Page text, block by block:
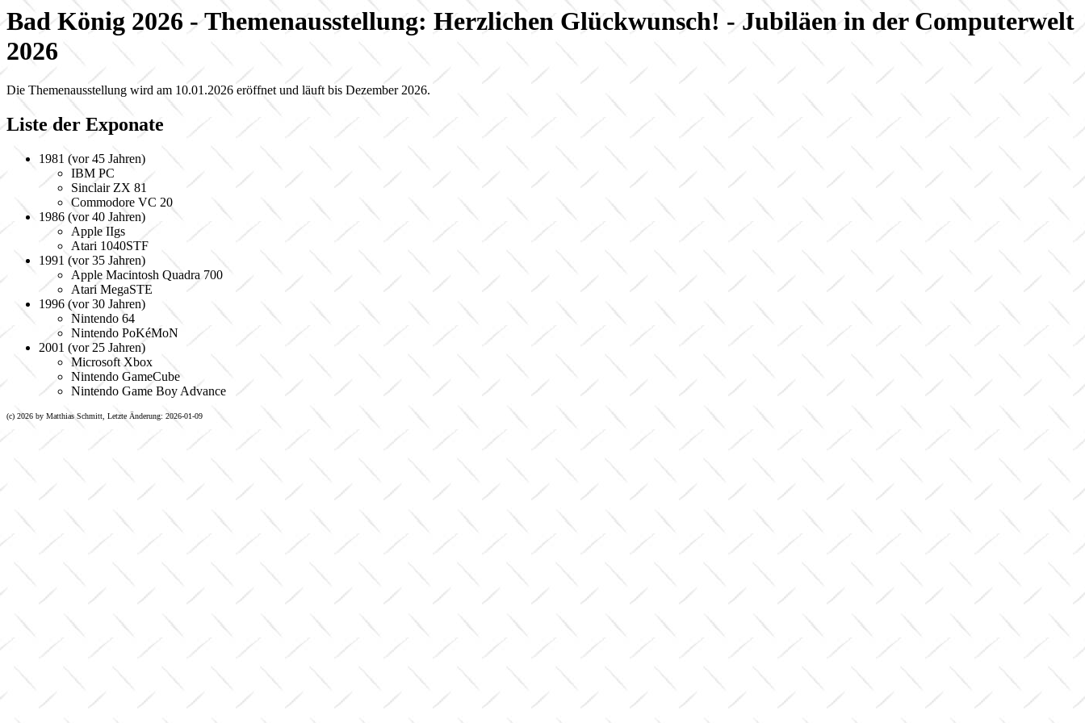
Bad König 2026 - Themenausstellung: Herzlichen Glückwunsch! - Jubiläen in der Computerwelt
2026
Die Themenausstellung wird am 10.01.2026 eröffnet und läuft bis Dezember 2026.
Liste der Exponate
1981 (vor 45 Jahren)
IBM PC
Sinclair ZX 81
Commodore VC 20
1986 (vor 40 Jahren)
Apple IIgs
Atari 1040STF
1991 (vor 35 Jahren)
Apple Macintosh Quadra 700
Atari MegaSTE
1996 (vor 30 Jahren)
Nintendo 64
Nintendo PoKéMoN
2001 (vor 25 Jahren)
Microsoft Xbox
Nintendo GameCube
Nintendo Game Boy Advance
(c) 2026 by Matthias Schmitt, Letzte Änderung: 2026-01-09